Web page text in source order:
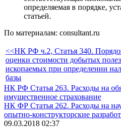
определяемая в порядке,
статьей.
По материалам: consultant.ru
<<НК РФ ч.2, Статья 340.
оценки стоимости добытых
ископаемых при определении
базы
НК РФ Статья 263. Расходы на
имущественное страхование
НК ФР Статья 262. Расходы на
опытно-конструкторские
09.03.2018 02:37